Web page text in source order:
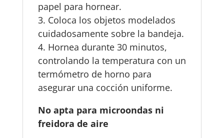
papel para hornear.
3. Coloca los objetos modelados
cuidadosamente sobre la bandeja.
4. Hornea durante 30 minutos,
controlando la temperatura con un
termómetro de horno para
asegurar una cocción uniforme.
No apta para microondas ni
freidora de aire